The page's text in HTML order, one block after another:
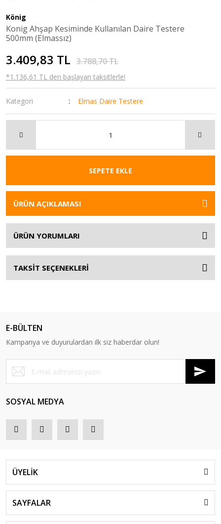
König
Konig Ahşap Kesiminde Kullanılan Daire Testere
500mm (Elmassız)
3.409,83 TL 3.788,70 TL
*1.136,61 TL den başlayan taksitlerle!
Kategori Elmas Daire Testere
SEPETE EKLE
ÜRÜN AÇIKLAMASI
ÜRÜN YORUMLARI
TAKSİT SEÇENEKLERİ
E-BÜLTEN
Kampanya ve duyurulardan ilk siz haberdar olun!
SOSYAL MEDYA
ÜYELİK
SAYFALAR